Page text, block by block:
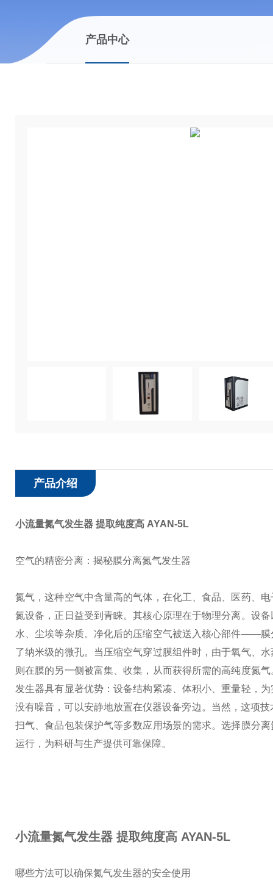
产品中心
产品介绍
小流量氮气发生器 提取纯度高 AYAN-5L
空气的精密分离：揭秘膜分离氮气发生器
氮气，这种空气中含量高的气体，在化工、食品、医药、
氮设备，正日益受到青睐。其核心原理在于物理分离。设
水、尘埃等杂质。净化后的压缩空气被送入核心部件——膜
了纳米级的微孔。当压缩空气穿过膜组件时，由于氧气、
则在膜的另一侧被富集、收集，从而获得所需的高纯度氮
发生器具有显著优势：设备结构紧凑、体积小、重量轻，
没有噪音，可以安静地放置在仪器设备旁边。当然，这项
扫气、食品包装保护气等多数应用场景的需求。选择膜分
运行，为科研与生产提供可靠保障。
小流量氮气发生器 提取纯度高 AYAN-5L
哪些方法可以确保氮气发生器的安全使用